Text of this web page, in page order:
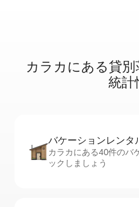
カラカに⁠あ⁠る貸⁠
統⁠計⁠
バケーションレ⁠ン⁠タ⁠
カラカにある40件のバ
ックしましょう